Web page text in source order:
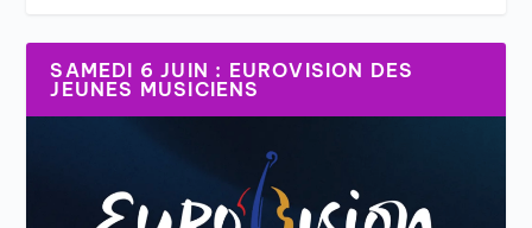
SAMEDI 6 JUIN : EUROVISION DES
JEUNES MUSICIENS